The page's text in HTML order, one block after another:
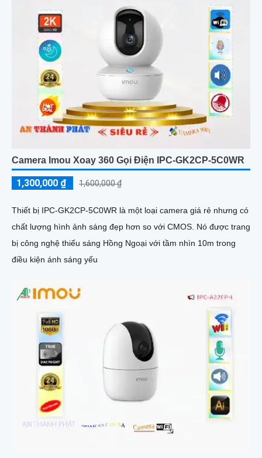
Camera Imou Xoay 360 Gọi Điện IPC-GK2CP-5C0WR
1,300,000 ₫ 1,600,000 ₫
Thiết bị IPC-GK2CP-5C0WR là một loại camera giá rẻ nhưng có
chất lượng hình ảnh sáng đẹp hơn so với CMOS. Nó được trang
bị công nghệ thiếu sáng Hồng Ngoại với tầm nhìn 10m trong
điều kiện ánh sáng yếu